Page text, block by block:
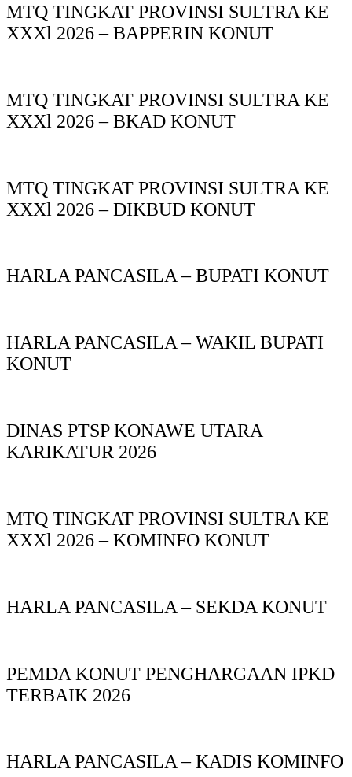
MTQ TINGKAT PROVINSI SULTRA KE
XXXl 2026 – BAPPERIN KONUT
MTQ TINGKAT PROVINSI SULTRA KE
XXXl 2026 – BKAD KONUT
MTQ TINGKAT PROVINSI SULTRA KE
XXXl 2026 – DIKBUD KONUT
HARLA PANCASILA – BUPATI KONUT
HARLA PANCASILA – WAKIL BUPATI
KONUT
DINAS PTSP KONAWE UTARA
KARIKATUR 2026
MTQ TINGKAT PROVINSI SULTRA KE
XXXl 2026 – KOMINFO KONUT
HARLA PANCASILA – SEKDA KONUT
PEMDA KONUT PENGHARGAAN IPKD
TERBAIK 2026
HARLA PANCASILA – KADIS KOMINFO